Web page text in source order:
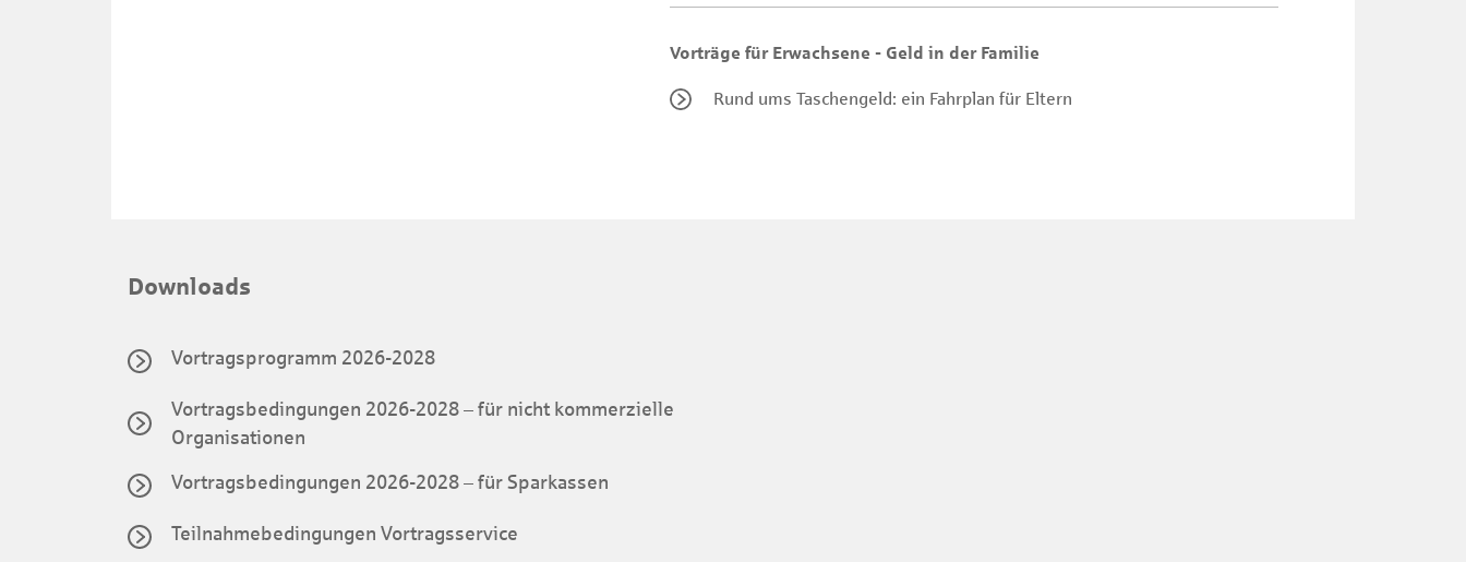
Vorträge für Erwachsene - Geld in der Familie
Rund ums Taschengeld: ein Fahrplan für Eltern
Downloads
Vortragsprogramm 2026-2028
Vortragsbedingungen 2026-2028 – für nicht kommerzielle
Organisationen
Vortragsbedingungen 2026-2028 – für Sparkassen
Teilnahmebedingungen Vortragsservice